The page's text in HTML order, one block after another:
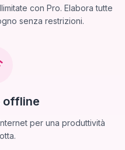
con Pro. Elabora tutte
senza restrizioni.
offline
per una produttività